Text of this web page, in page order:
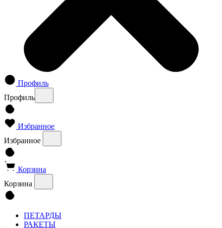
Профиль
Профиль
Избранное
Избранное
Корзина
Корзина
ПЕТАРДЫ
РАКЕТЫ